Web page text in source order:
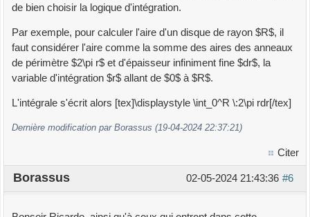
de bien choisir la logique d'intégration.
Par exemple, pour calculer l'aire d'un disque de rayon $R$, il
faut considérer l'aire comme la somme des aires des anneaux
de périmètre $2\pi r$ et d'épaisseur infiniment fine $dr$, la
variable d'intégration $r$ allant de $0$ à $R$.
L'intégrale s'écrit alors [tex]\displaystyle \int_0^R \:2\pi rdr[/tex]
Dernière modification par Borassus (19-04-2024 22:37:21)
Citer
#6
02-05-2024 21:43:36
Borassus